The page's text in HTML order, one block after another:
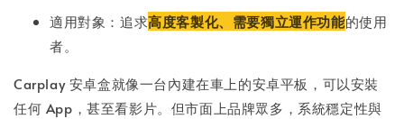
適用對象：追求高度客製化、需要獨立運作功能的使用
者。
Carplay 安卓盒就像一台內建在車上的安卓平板，可以安裝
任何 App，甚至看影片。但市面上品牌眾多，系統穩定性與